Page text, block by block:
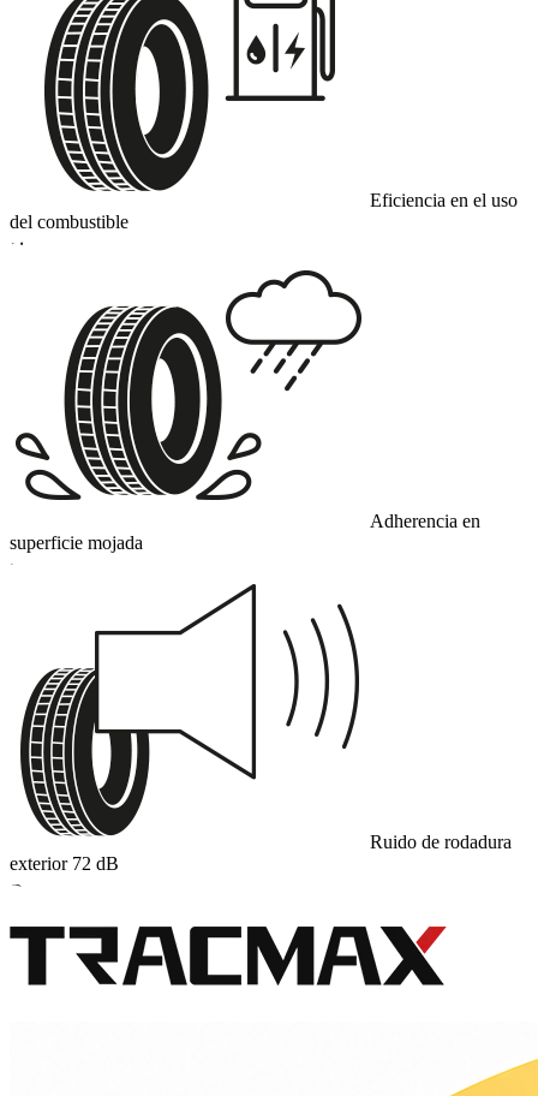
Eficiencia en el uso
del combustible
D
Adherencia en
superficie mojada
C
Ruido de rodadura
exterior 72 dB
B